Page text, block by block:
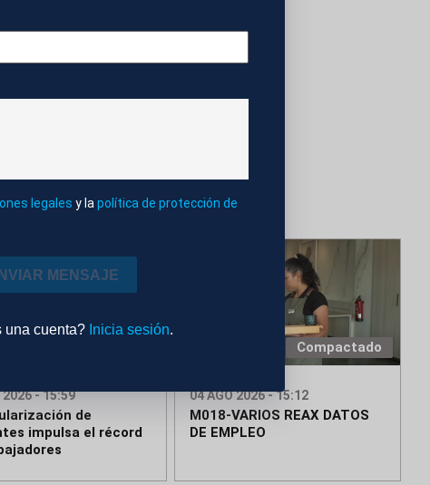
legales y la política de protección de
MENSAJE
una cuenta? Inicia sesión.
2026 - 15:59
de
impulsa el récord
Compactado
04 AGO 2026 - 15:12
M018-VARIOS REAX DATOS
DE EMPLEO